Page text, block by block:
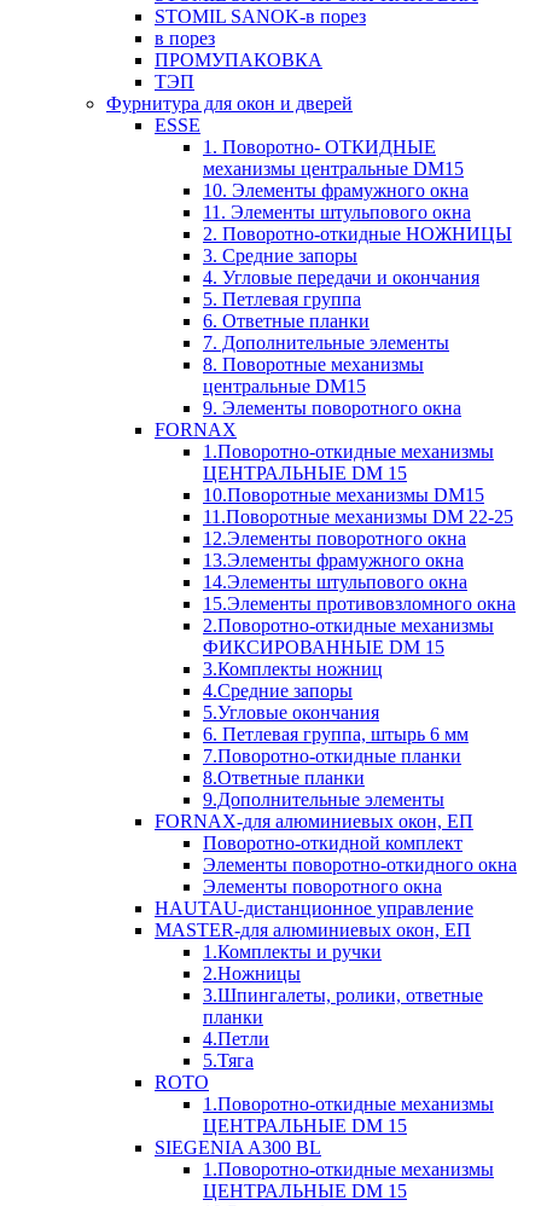
STOMIL SANOK-в порез
в порез
ПРОМУПАКОВКА
ТЭП
Фурнитура для окон и дверей
ESSE
1. Поворотно- ОТКИДНЫЕ
механизмы центральные DM15
10. Элементы фрамужного окна
11. Элементы штульпового окна
2. Поворотно-откидные НОЖНИЦЫ
3. Средние запоры
4. Угловые передачи и окончания
5. Петлевая группа
6. Ответные планки
7. Дополнительные элементы
8. Поворотные механизмы
центральные DM15
9. Элементы поворотного окна
FORNAX
1.Поворотно-откидные механизмы
ЦЕНТРАЛЬНЫЕ DM 15
10.Поворотные механизмы DM15
11.Поворотные механизмы DM 22-25
12.Элементы поворотного окна
13.Элементы фрамужного окна
14.Элементы штульпового окна
15.Элементы противовзломного окна
2.Поворотно-откидные механизмы
ФИКСИРОВАННЫЕ DM 15
3.Комплекты ножниц
4.Средние запоры
5.Угловые окончания
6. Петлевая группа, штырь 6 мм
7.Поворотно-откидные планки
8.Ответные планки
9.Дополнительные элементы
FORNAX-для алюминиевых окон, ЕП
Поворотно-откидной комплект
Элементы поворотно-откидного окна
Элементы поворотного окна
HAUTAU-дистанционное управление
MASTER-для алюминиевых окон, ЕП
1.Комплекты и ручки
2.Ножницы
3.Шпингалеты, ролики, ответные
планки
4.Петли
5.Тяга
ROTO
1.Поворотно-откидные механизмы
ЦЕНТРАЛЬНЫЕ DM 15
SIEGENIA A300 BL
1.Поворотно-откидные механизмы
ЦЕНТРАЛЬНЫЕ DM 15